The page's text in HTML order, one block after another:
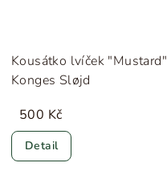
Kousátko lvíček "Mustard"
Konges Sløjd
500 Kč
Detail